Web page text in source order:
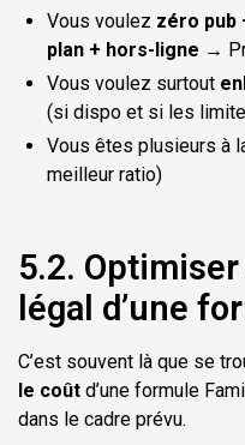
Vous voulez zéro pub
plan + hors-ligne →
Vous voulez surtout
(si dispo et si les
Vous êtes plusieurs à
meilleur ratio)
5.2.
légal d’une
C’est souvent là que se
le coût d’une formule
dans le cadre prévu.